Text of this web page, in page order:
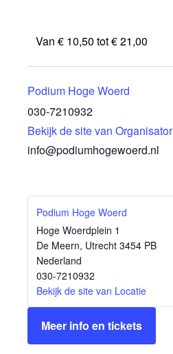
Van € 10,50 tot € 21,00
Podium Hoge Woerd
030-7210932
Bekijk de site van Organisator
info@podiumhogewoerd.nl
Podium Hoge Woerd
Hoge Woerdplein 1
De Meern, Utrecht 3454 PB
Nederland
030-7210932
Bekijk de site van Locatie
Meer info en tickets